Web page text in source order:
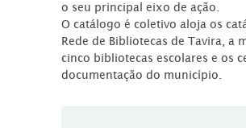
o seu principal eixo de ação.
O catálogo é coletivo aloja os
Rede de Bibliotecas de Tavira, a
cinco bibliotecas escolares e os
documentação do município.